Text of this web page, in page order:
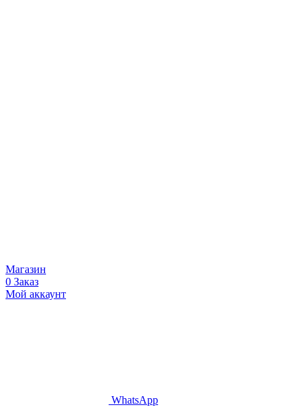
Магазин
0 Заказ
Мой аккаунт
WhatsApp